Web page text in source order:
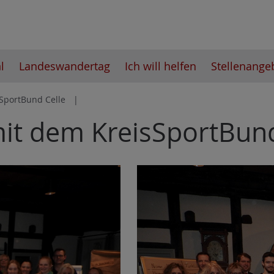
Landeswandertag Ich will helfen
Celle
dem